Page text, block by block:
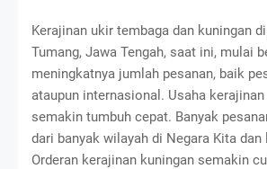
Kerajinan ukir tembaga dan kuningan
Tumang, Jawa Tengah, saat ini, mulai
meningkatnya jumlah pesanan, baik
ataupun internasional. Usaha
semakin tumbuh cepat. Banyak
dari banyak wilayah di Negara Kita dan
Orderan kerajinan kuningan semakin